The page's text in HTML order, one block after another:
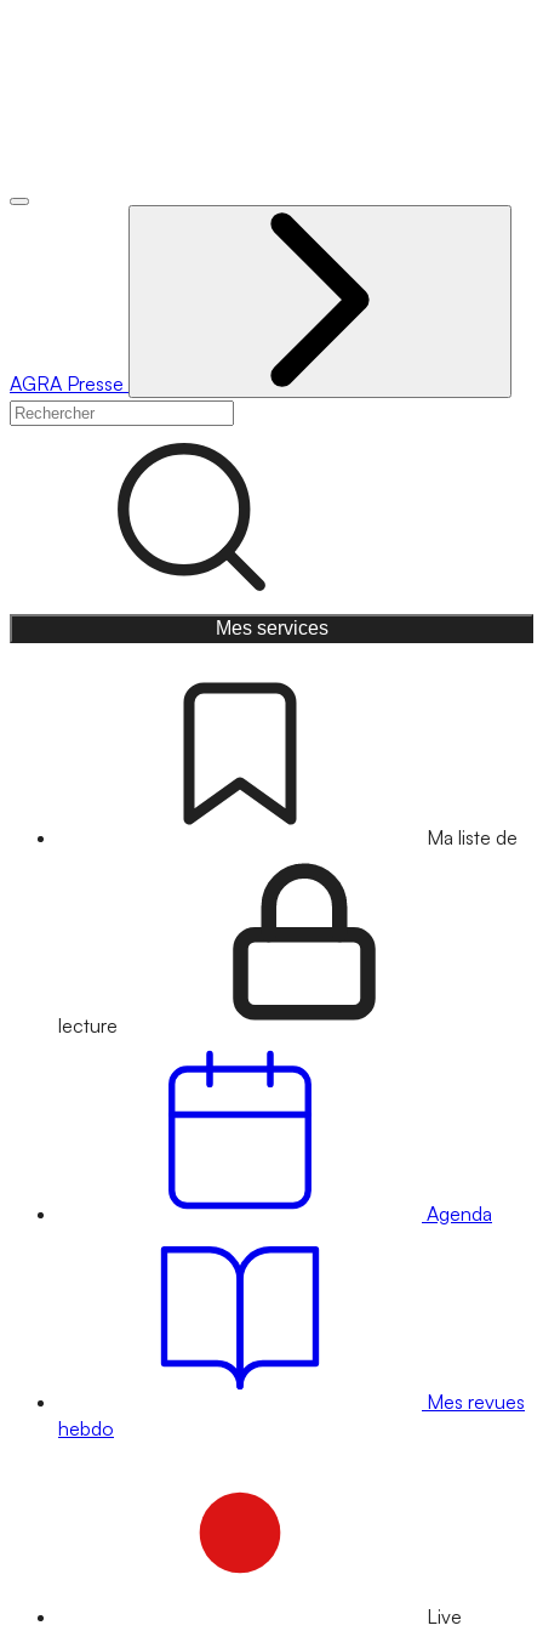
AGRA Presse
Mes services
Ma liste de
lecture
Agenda
Mes revues
hebdo
Live